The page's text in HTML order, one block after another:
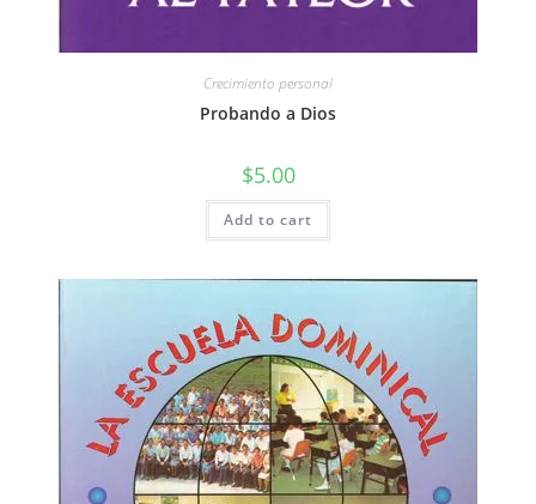
Crecimiento personal
Probando a Dios
$5.00
Add to cart